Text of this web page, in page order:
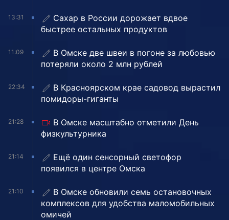
13:31
Сахар в России дорожает вдвое
быстрее остальных продуктов
11:09
В Омске две швеи в погоне за любовью
потеряли около 2 млн рублей
22:34
В Красноярском крае садовод вырастил
помидоры-гиганты
21:28
В Омске масштабно отметили День
физкультурника
21:14
Ещё один сенсорный светофор
появился в центре Омска
21:10
В Омске обновили семь остановочных
комплексов для удобства маломобильных
омичей